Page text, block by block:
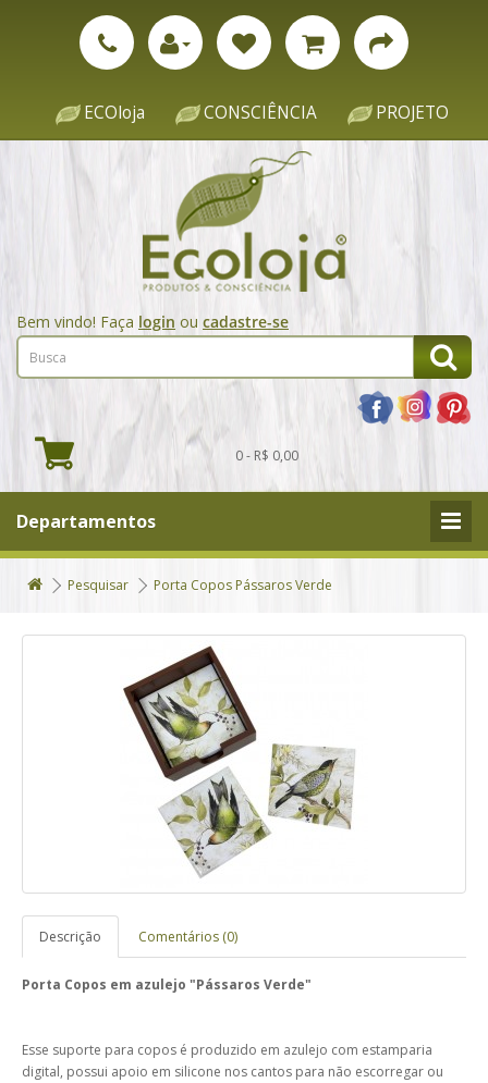
ECOloja CONSCIÊNCIA PROJETO
Bem vindo! Faça login ou cadastre-se
0 - R$ 0,00
Departamentos
Pesquisar Porta Copos Pássaros Verde
Descrição Comentários (0)
Porta Copos em azulejo "Pássaros Verde"
Esse suporte para copos é produzido em azulejo com estamparia
digital, possui apoio em silicone nos cantos para não escorregar ou